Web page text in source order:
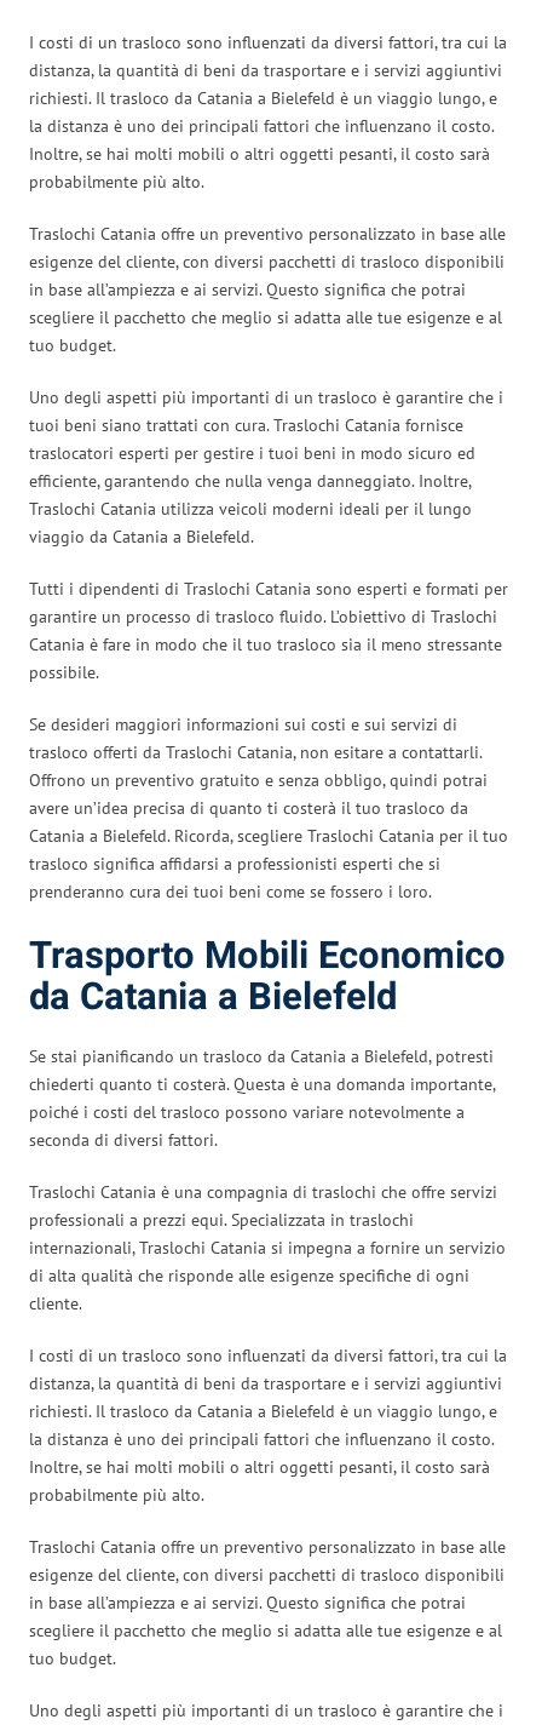
I costi di un trasloco sono influenzati da diversi fattori, tra cui la
distanza, la quantità di beni da trasportare e i servizi aggiuntivi
richiesti. Il trasloco da Catania a Bielefeld è un viaggio lungo, e
la distanza è uno dei principali fattori che influenzano il costo.
Inoltre, se hai molti mobili o altri oggetti pesanti, il costo sarà
probabilmente più alto.
Traslochi Catania offre un preventivo personalizzato in base alle
esigenze del cliente, con diversi pacchetti di trasloco disponibili
in base all’ampiezza e ai servizi. Questo significa che potrai
scegliere il pacchetto che meglio si adatta alle tue esigenze e al
tuo budget.
Uno degli aspetti più importanti di un trasloco è garantire che i
tuoi beni siano trattati con cura. Traslochi Catania fornisce
traslocatori esperti per gestire i tuoi beni in modo sicuro ed
efficiente, garantendo che nulla venga danneggiato. Inoltre,
Traslochi Catania utilizza veicoli moderni ideali per il lungo
viaggio da Catania a Bielefeld.
Tutti i dipendenti di Traslochi Catania sono esperti e formati per
garantire un processo di trasloco fluido. L’obiettivo di Traslochi
Catania è fare in modo che il tuo trasloco sia il meno stressante
possibile.
Se desideri maggiori informazioni sui costi e sui servizi di
trasloco offerti da Traslochi Catania, non esitare a contattarli.
Offrono un preventivo gratuito e senza obbligo, quindi potrai
avere un’idea precisa di quanto ti costerà il tuo trasloco da
Catania a Bielefeld. Ricorda, scegliere Traslochi Catania per il tuo
trasloco significa affidarsi a professionisti esperti che si
prenderanno cura dei tuoi beni come se fossero i loro.
Trasporto Mobili Economico
da Catania a Bielefeld
Se stai pianificando un trasloco da Catania a Bielefeld, potresti
chiederti quanto ti costerà. Questa è una domanda importante,
poiché i costi del trasloco possono variare notevolmente a
seconda di diversi fattori.
Traslochi Catania è una compagnia di traslochi che offre servizi
professionali a prezzi equi. Specializzata in traslochi
internazionali, Traslochi Catania si impegna a fornire un servizio
di alta qualità che risponde alle esigenze specifiche di ogni
cliente.
I costi di un trasloco sono influenzati da diversi fattori, tra cui la
distanza, la quantità di beni da trasportare e i servizi aggiuntivi
richiesti. Il trasloco da Catania a Bielefeld è un viaggio lungo, e
la distanza è uno dei principali fattori che influenzano il costo.
Inoltre, se hai molti mobili o altri oggetti pesanti, il costo sarà
probabilmente più alto.
Traslochi Catania offre un preventivo personalizzato in base alle
esigenze del cliente, con diversi pacchetti di trasloco disponibili
in base all’ampiezza e ai servizi. Questo significa che potrai
scegliere il pacchetto che meglio si adatta alle tue esigenze e al
tuo budget.
Uno degli aspetti più importanti di un trasloco è garantire che i